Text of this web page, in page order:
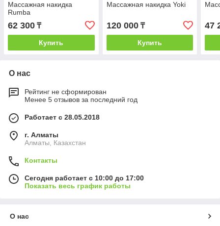
Массажная накидка
Rumba
62 300 ₸
Купить
Массажная накидка Yoki
120 000₸
Купить
47
О нас
Рейтинг не сформирован
Менее 5 отзывов за последний год
Работает с 28.05.2018
г. Алматы
Алматы, Казахстан
Контакты
Сегодня работает с 10:00 до 17:00
Показать весь график работы
О нас